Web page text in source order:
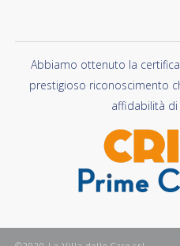
Abbiamo ottenuto la
prestigioso riconoscimento
affidabilità